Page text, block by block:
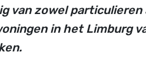
van zowel
in het Limburg